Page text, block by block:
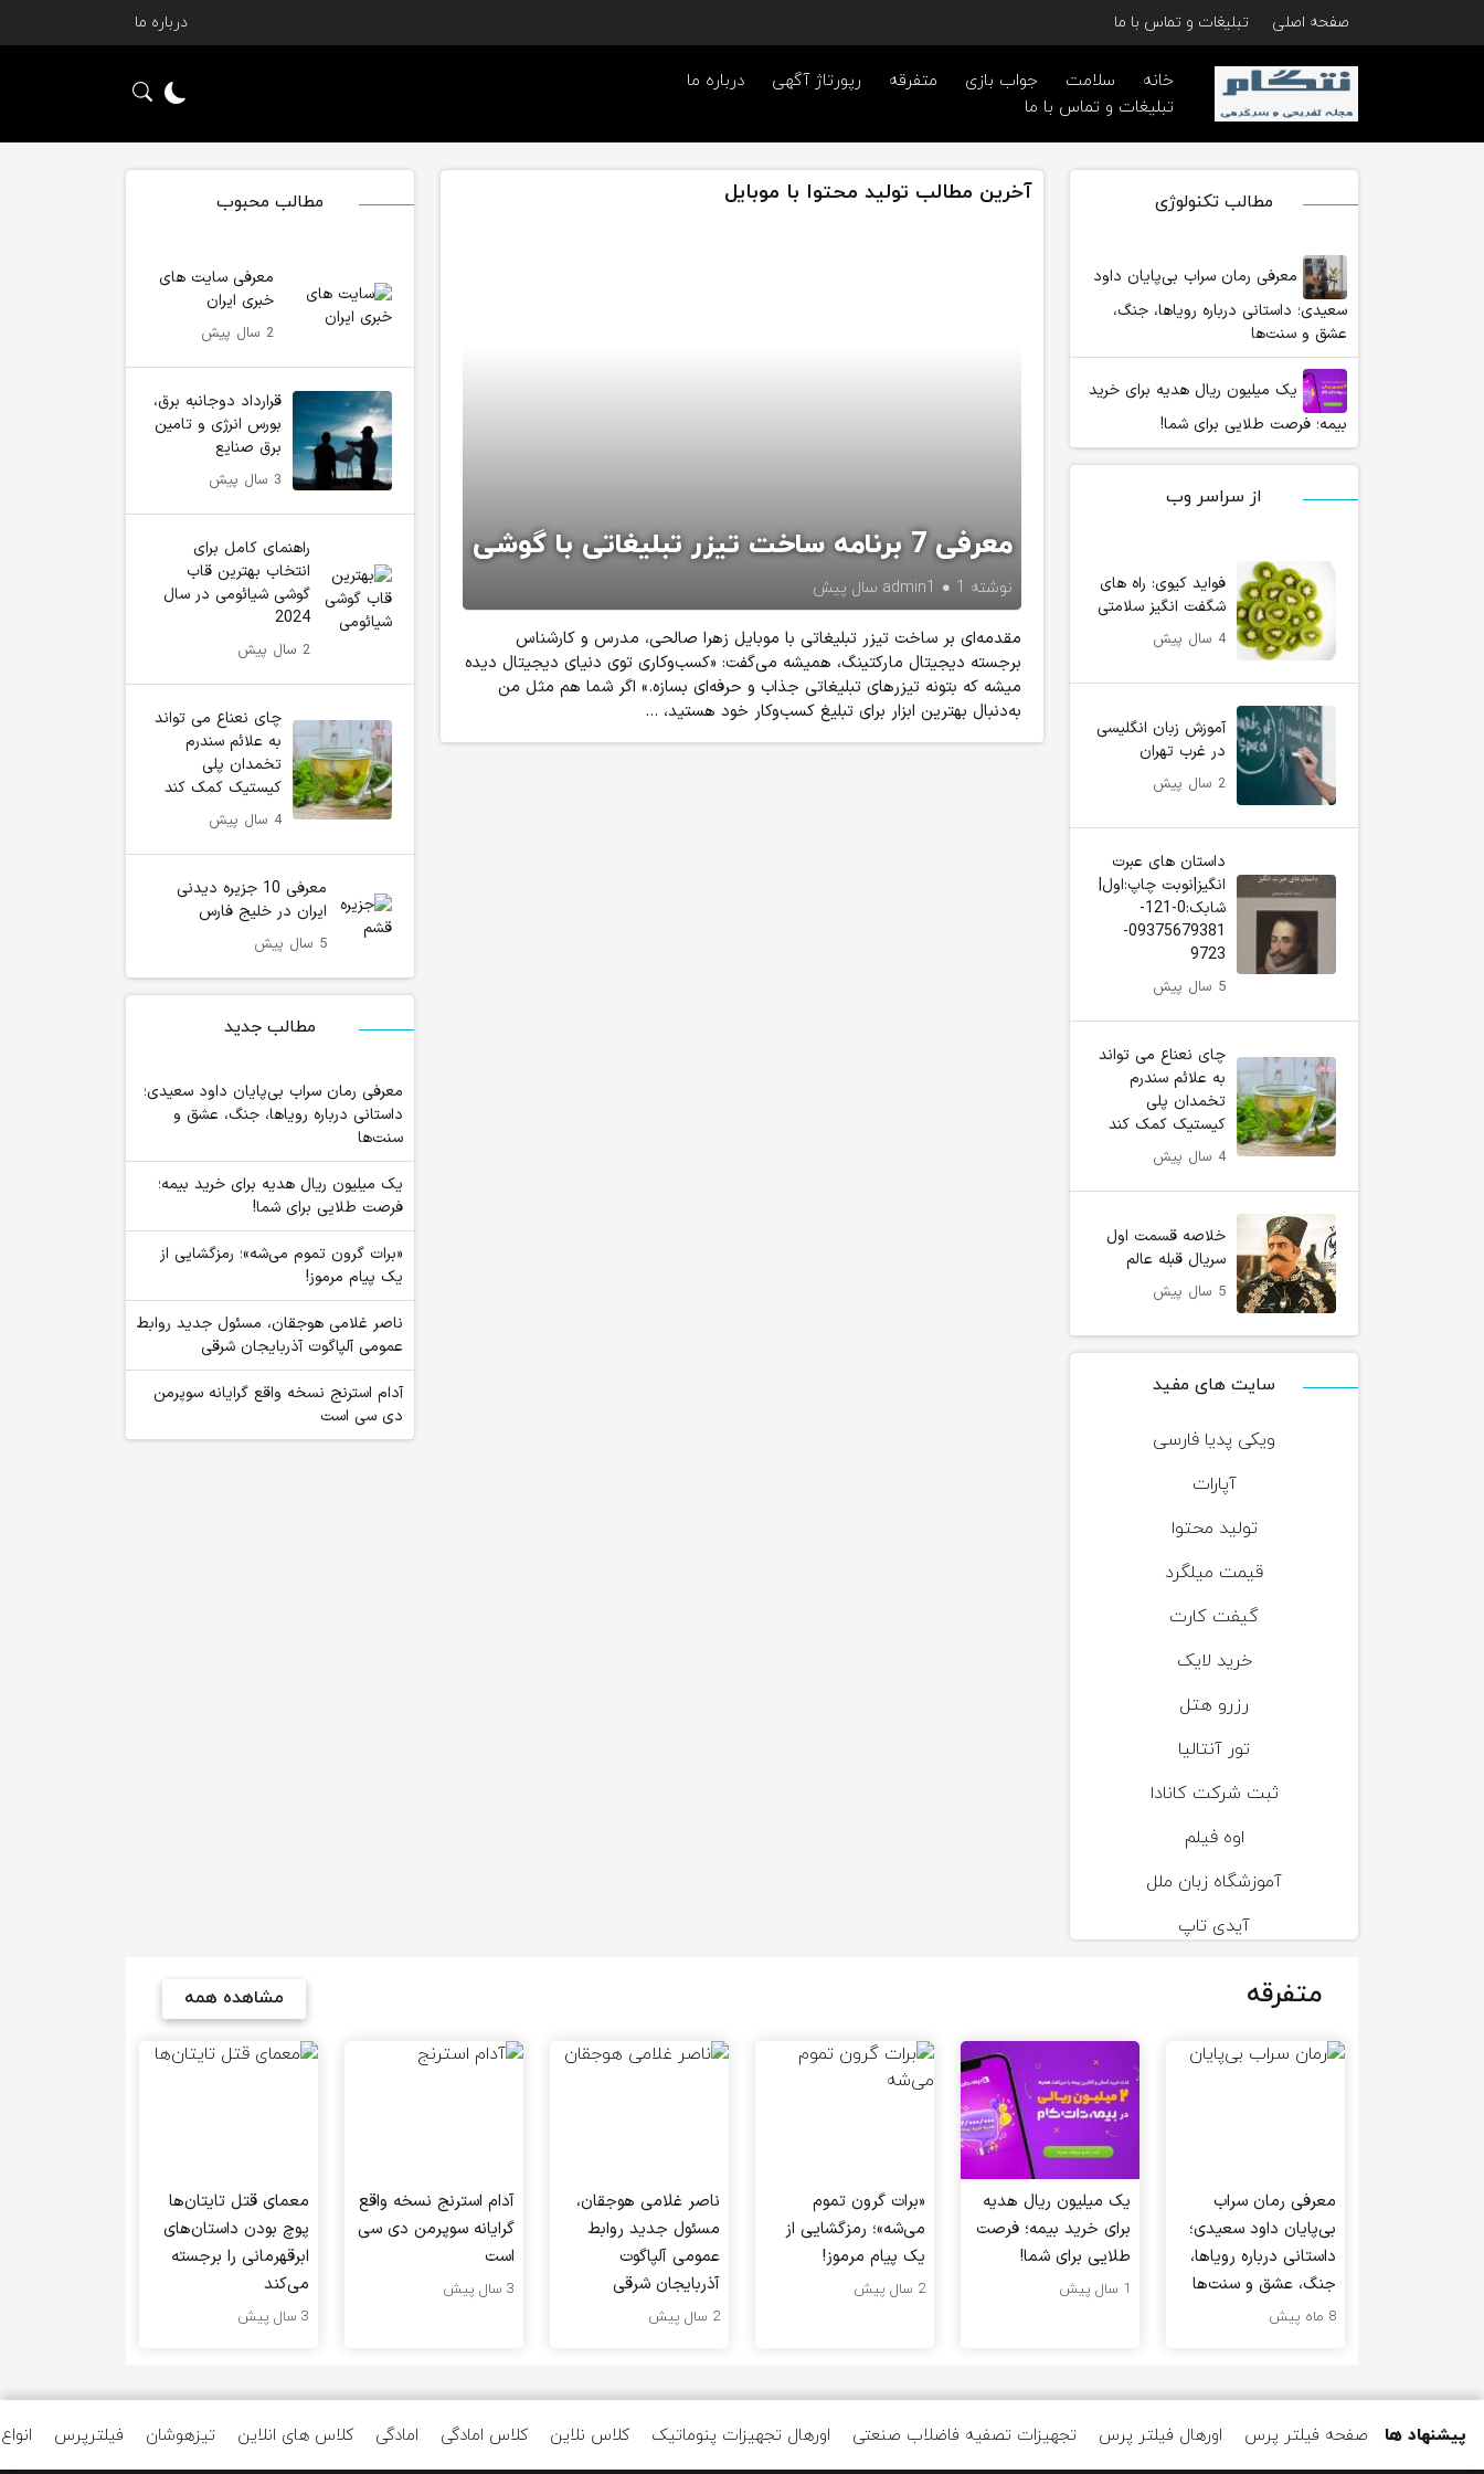
صفحه اصلی تبلیغات و تماس با ما درباره ما
خانه سلامت جواب بازی متفرقه رپورتاژ آگهی
درباره ما
تبلیغات و تماس با ما
مطالب تکنولوژی
معرفی رمان سراب بی‌پایان داود
سعیدی؛ داستانی درباره رویاها، جنگ،
عشق و سنت‌ها
یک میلیون ریال هدیه برای خرید
بیمه؛ فرصت طلایی برای شما!
از سراسر وب
فواید کیوی: راه های
شگفت انگیز سلامتی
4 سال پیش
آموزش زبان انگلیسی
در غرب تهران
2 سال پیش
داستان های عبرت
انگیز|نوبت چاپ:اول|
شابک:0-121-
09375679381-
9723
5 سال پیش
چای نعناع می تواند
به علائم سندرم
تخمدان پلی
کیستیک کمک کند
4 سال پیش
خلاصه قسمت اول
سریال قبله عالم
5 سال پیش
سایت های مفید
ویکی پدیا فارسی
آپارات
تولید محتوا
قیمت میلگرد
گیفت کارت
خرید لایک
رزرو هتل
تور آنتالیا
ثبت شرکت کانادا
اوه فیلم
آموزشگاه زبان ملل
آیدی تاپ
آخرین مطالب تولید محتوا با موبایل
معرفی 7 برنامه‌ ساخت تیزر تبلیغاتی با گوشی
نوشته admin1 1 سال پیش
مقدمه‌ای بر ساخت تیزر تبلیغاتی با موبایل زهرا صالحی، مدرس و کارشناس
برجسته دیجیتال مارکتینگ، همیشه می‌گفت: «کسب‌وکاری توی دنیای دیجیتال دیده
میشه که بتونه تیزرهای تبلیغاتی جذاب و حرفه‌ای بسازه.» اگر شما هم مثل من
به‌دنبال بهترین ابزار برای تبلیغ کسب‌وکار خود هستید، ...
مطالب محبوب
معرفی سایت های
خبری ایران
2 سال پیش
قرارداد دوجانبه برق،
بورس انرژی و تامین
برق صنایع
3 سال پیش
راهنمای کامل برای
انتخاب بهترین قاب
گوشی شیائومی در سال
2024
2 سال پیش
چای نعناع می تواند
به علائم سندرم
تخمدان پلی
کیستیک کمک کند
4 سال پیش
معرفی 10 جزیره دیدنی
ایران در خلیج فارس
5 سال پیش
مطالب جدید
معرفی رمان سراب بی‌پایان داود سعیدی؛
داستانی درباره رویاها، جنگ، عشق و
سنت‌ها
یک میلیون ریال هدیه برای خرید بیمه؛
فرصت طلایی برای شما!
«برات گرون تموم می‌شه»؛ رمزگشایی از
یک پیام مرموز!
ناصر غلامی هوجقان، مسئول جدید روابط
عمومی آلپاگوت آذربایجان شرقی
آدام استرنج نسخه واقع گرایانه سوپرمن
دی سی است
متفرقه مشاهده همه
معرفی رمان سراب
بی‌پایان داود سعیدی؛
داستانی درباره رویاها،
جنگ، عشق و سنت‌ها
8 ماه پیش
یک میلیون ریال هدیه
برای خرید بیمه؛ فرصت
طلایی برای شما!
1 سال پیش
«برات گرون تموم
می‌شه»؛ رمزگشایی از
یک پیام مرموز!
2 سال پیش
ناصر غلامی هوجقان،
مسئول جدید روابط
عمومی آلپاگوت
آذربایجان شرقی
2 سال پیش
آدام استرنج نسخه واقع
گرایانه سوپرمن دی سی
است
3 سال پیش
معمای قتل تایتان‌ها
پوچ بودن داستان‌های
ابرقهرمانی را برجسته
می‌کند
3 سال پیش
پیشنهاد ها فیلترپرس تیزهوشان کلاس های انلاین امادگی کلاس امادگی کلاس نلاین اورهال تجهیزات پنوماتیک تجهیزات تصفیه فاضلاب صنعتی اورهال فیلتر پرس صفحه فیلتر پرس